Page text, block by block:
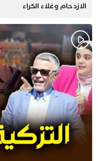
الازدحام وغلاء الكراء